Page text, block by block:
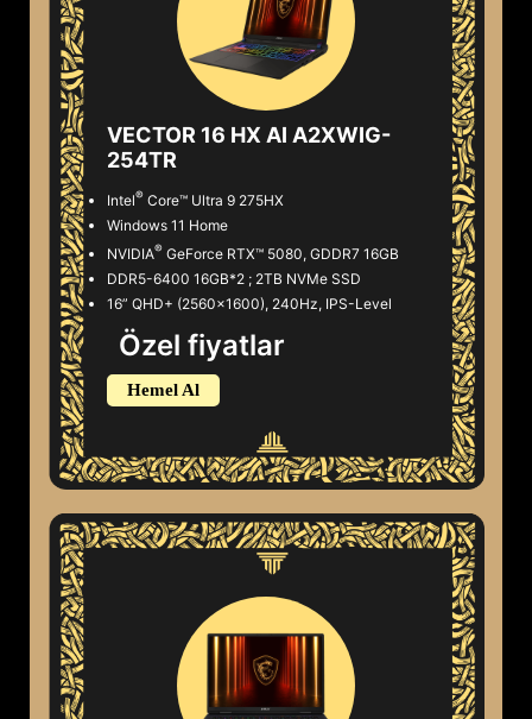
VECTOR 16 HX AI A2XWIG-
254TR
Intel® Core™ Ultra 9 275HX
Windows 11 Home
NVIDIA® GeForce RTX™ 5080, GDDR7 16GB
DDR5-6400 16GB*2 ; 2TB NVMe SSD
16” QHD+ (2560x1600), 240Hz, IPS-Level
Özel fiyatlar
Hemel Al